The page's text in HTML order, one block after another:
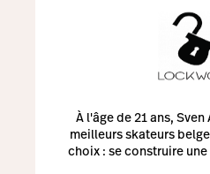
À l'âge de 21 ans,
meilleurs skateurs
choix : se construire